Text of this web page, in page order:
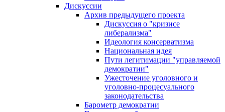
Дискуссии
Архив предыдущего проекта
Дискуссия о "кризисе
либерализма"
Идеология консерватизма
Национальная идея
Пути легитимации "управляемой
демократии"
Ужесточение уголовного и
уголовно-процесуального
законодательства
Барометр демократии